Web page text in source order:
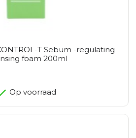
T Sebum -regulating
foam 200ml
Op voorraad